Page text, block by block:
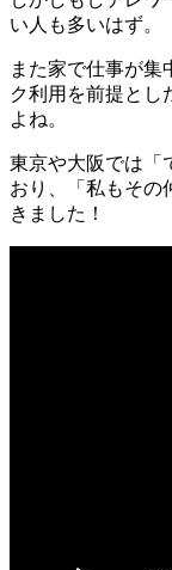
い人も多いはず。
また家で仕事が集
ク利用を前提とし
よね。
東京や大阪では「
おり、「私もその
きました！